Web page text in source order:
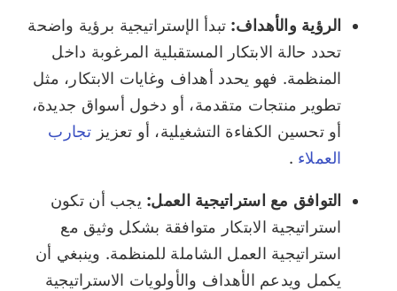
الرؤية والأهداف: تبدأ الإستراتيجية برؤية واضحة
تحدد حالة الابتكار المستقبلية المرغوبة داخل
المنظمة. فهو يحدد أهداف وغايات الابتكار، مثل
تطوير منتجات متقدمة، أو دخول أسواق جديدة،
أو تحسين الكفاءة التشغيلية، أو تعزيز تجارب
العملاء .
التوافق مع استراتيجية العمل: يجب أن تكون
استراتيجية الابتكار متوافقة بشكل وثيق مع
استراتيجية العمل الشاملة للمنظمة. وينبغي أن
يكمل ويدعم الأهداف والأولويات الاستراتيجية